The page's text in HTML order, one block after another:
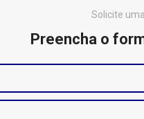
Solicite
Preencha o